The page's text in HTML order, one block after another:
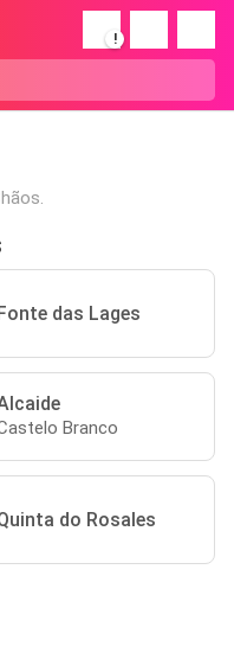
!
das Lages
Branco
do Rosales